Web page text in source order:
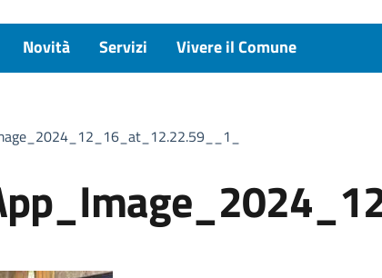
Novità Servizi Vivere il Comune